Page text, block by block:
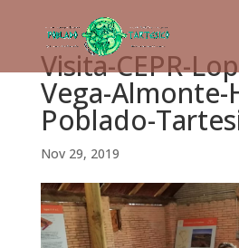
Visita-CEPR-
Vega-Almonte-
Poblado-
Nov 29, 2019